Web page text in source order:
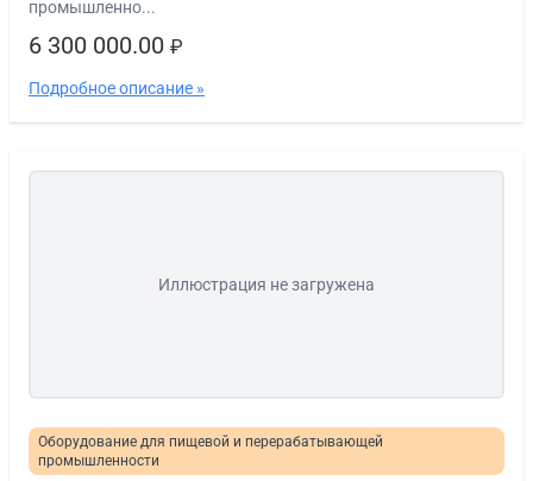
промышленно...
6 300 000.00 ₽
Подробное описание »
Иллюстрация не загружена
Оборудование для пищевой и перерабатывающей
промышленности